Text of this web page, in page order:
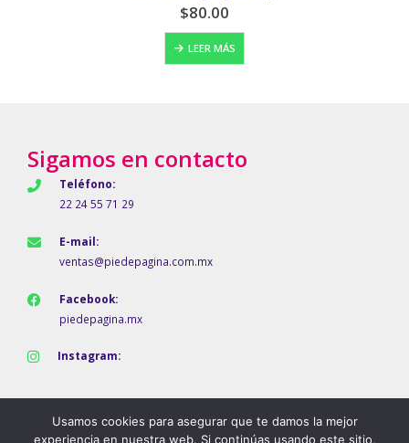
$80.00
LEER MÁS
Sigamos en contacto
Teléfono:
22 24 55 71 29
E-mail:
ventas@piedepagina.com.mx
Facebook:
piedepagina.mx
Instagram:
Usamos cookies para asegurar que te damos la mejor
experiencia en nuestra web. Si continúas usando este sitio,